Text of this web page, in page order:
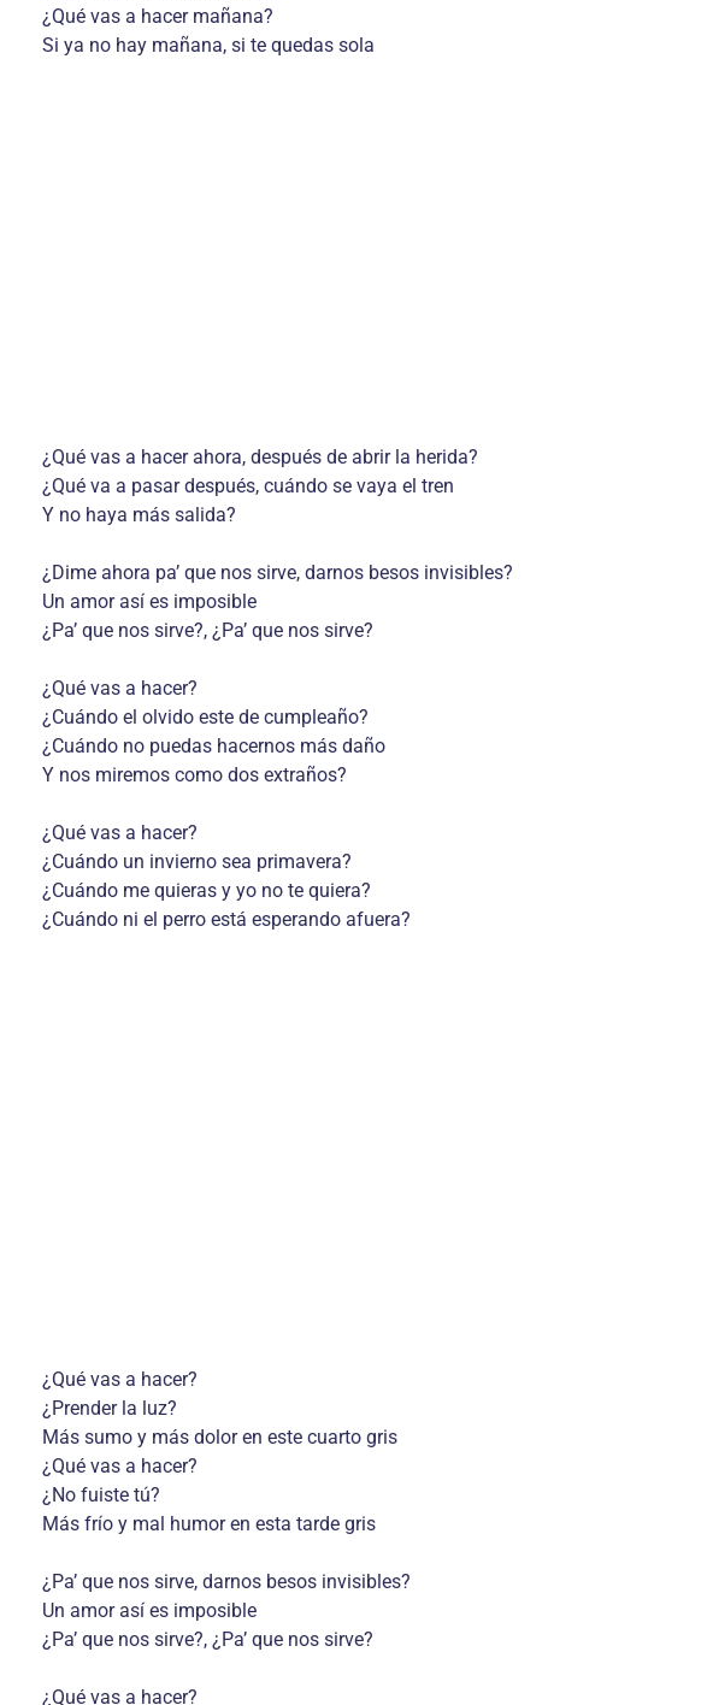
¿Qué vas a hacer mañana?
Si ya no hay mañana, si te quedas sola
¿Qué vas a hacer ahora, después de abrir la herida?
¿Qué va a pasar después, cuándo se vaya el tren
Y no haya más salida?
¿Dime ahora pa’ que nos sirve, darnos besos invisibles?
Un amor así es imposible
¿Pa’ que nos sirve?, ¿Pa’ que nos sirve?
¿Qué vas a hacer?
¿Cuándo el olvido este de cumpleaño?
¿Cuándo no puedas hacernos más daño
Y nos miremos como dos extraños?
¿Qué vas a hacer?
¿Cuándo un invierno sea primavera?
¿Cuándo me quieras y yo no te quiera?
¿Cuándo ni el perro está esperando afuera?
¿Qué vas a hacer?
¿Prender la luz?
Más sumo y más dolor en este cuarto gris
¿Qué vas a hacer?
¿No fuiste tú?
Más frío y mal humor en esta tarde gris
¿Pa’ que nos sirve, darnos besos invisibles?
Un amor así es imposible
¿Pa’ que nos sirve?, ¿Pa’ que nos sirve?
¿Qué vas a hacer?